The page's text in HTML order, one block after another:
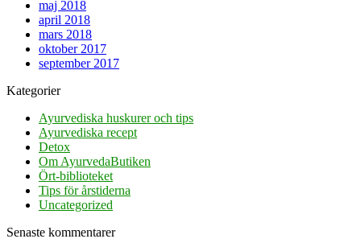
maj 2018
april 2018
mars 2018
oktober 2017
september 2017
Kategorier
Ayurvediska huskurer och tips
Ayurvediska recept
Detox
Om AyurvedaButiken
Ört-biblioteket
Tips för årstiderna
Uncategorized
Senaste kommentarer